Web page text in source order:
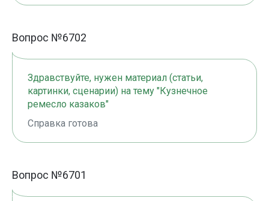
Вопрос №6702
Здравствуйте, нужен материал (статьи,
картинки, сценарии) на тему "Кузнечное
ремесло казаков"
Справка готова
Вопрос №6701